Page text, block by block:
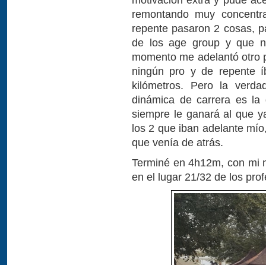
remontando muy
repente pasaron 2 cosas,
de los age group y que
momento me adelantó
ningún pro y de repente
kilómetros. Pero la
dinámica de carrera es
siempre le ganará al que
los 2 que iban adelante
que venía de atrás.
Terminé en 4h12m, con mi
en el lugar 21/32 de los